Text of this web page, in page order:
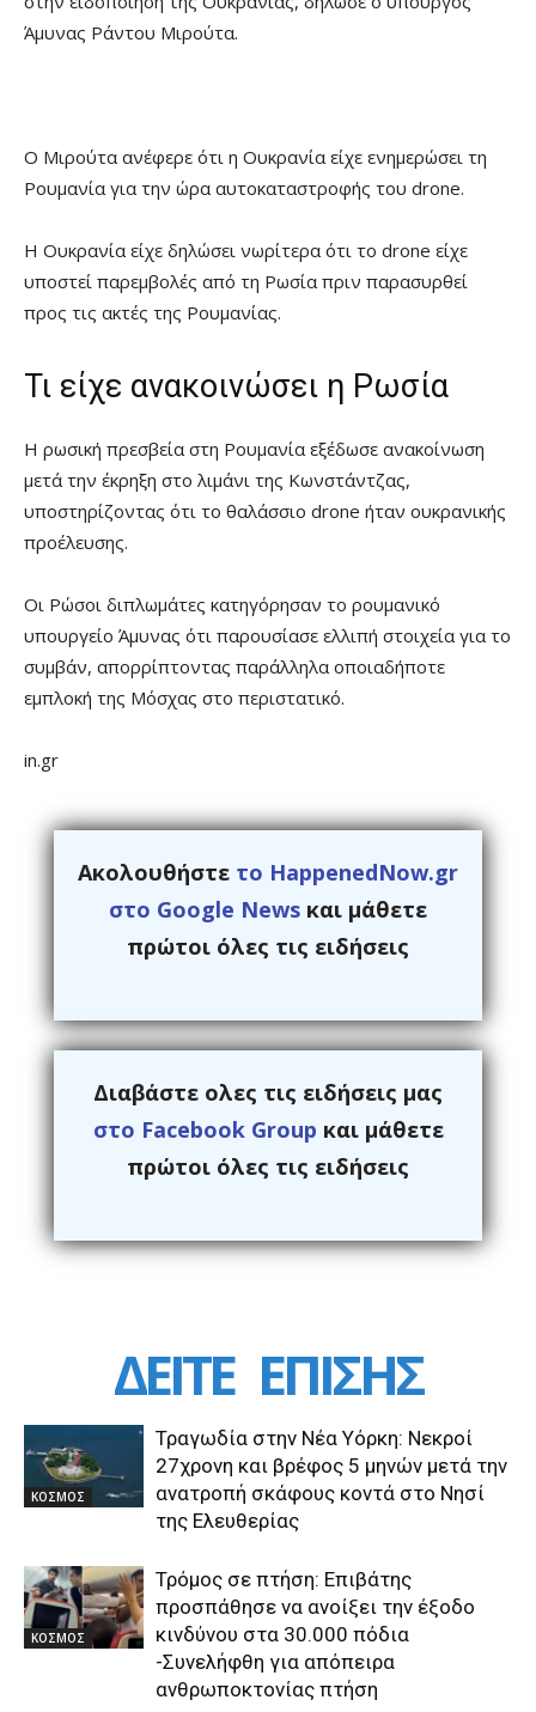
Άμυνας Ράντου Μιρούτα.
Ο Μιρούτα ανέφερε ότι η Ουκρανία είχε ενημερώσει τη
Ρουμανία για την ώρα αυτοκαταστροφής του drone.
Η Ουκρανία είχε δηλώσει νωρίτερα ότι το drone είχε
υποστεί παρεμβολές από τη Ρωσία πριν παρασυρθεί
προς τις ακτές της Ρουμανίας.
Τι είχε ανακοινώσει η Ρωσία
Η ρωσική πρεσβεία στη Ρουμανία εξέδωσε ανακοίνωση
μετά την έκρηξη στο λιμάνι της Κωνστάντζας,
υποστηρίζοντας ότι το θαλάσσιο drone ήταν ουκρανικής
προέλευσης.
Οι Ρώσοι διπλωμάτες κατηγόρησαν το ρουμανικό
υπουργείο Άμυνας ότι παρουσίασε ελλιπή στοιχεία για το
συμβάν, απορρίπτοντας παράλληλα οποιαδήποτε
εμπλοκή της Μόσχας στο περιστατικό.
in.gr
Ακολουθήστε το HappenedNow.gr
στο Google News και μάθετε
πρώτοι όλες τις ειδήσεις
Διαβάστε ολες τις ειδήσεις μας
στο Facebook Group και μάθετε
πρώτοι όλες τις ειδήσεις
ΔΕΙΤΕ ΕΠΙΣΗΣ
ΚΟΣΜΟΣ
Τραγωδία στην Νέα Υόρκη: Νεκροί
27χρονη και βρέφος 5 μηνών μετά την
ανατροπή σκάφους κοντά στο Νησί
της Ελευθερίας
ΚΟΣΜΟΣ
Τρόμος σε πτήση: Επιβάτης
προσπάθησε να ανοίξει την έξοδο
κινδύνου στα 30.000 πόδια
-Συνελήφθη για απόπειρα
ανθρωποκτονίας πτήση